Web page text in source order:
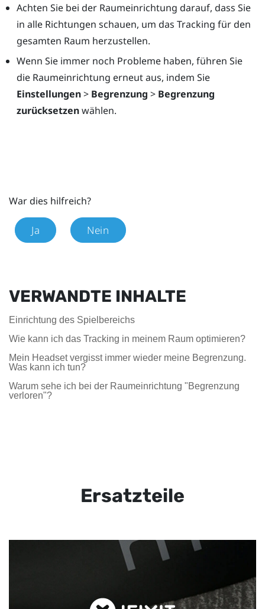
Achten Sie bei der Raumeinrichtung darauf, dass Sie
in alle Richtungen schauen, um das Tracking für den
gesamten Raum herzustellen.
Wenn Sie immer noch Probleme haben, führen Sie
die Raumeinrichtung erneut aus, indem Sie
Einstellungen> Begrenzung > Begrenzung
zurücksetzenwählen.
War dies hilfreich?
Ja Nein
VERWANDTE INHALTE
Einrichtung des Spielbereichs
Wie kann ich das Tracking in meinem Raum optimieren?
Mein Headset vergisst immer wieder meine Begrenzung.
Was kann ich tun?
Warum sehe ich bei der Raumeinrichtung "Begrenzung
verloren"?
Ersatzteile